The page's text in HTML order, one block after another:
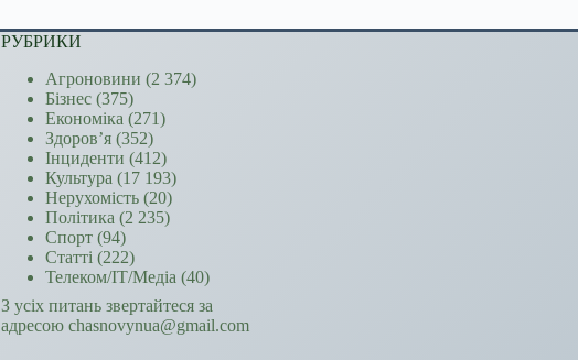
РУБРИКИ
Агроновини (2 374)
Бізнес (375)
Економіка (271)
Здоров’я (352)
Інциденти (412)
Культура (17 193)
Нерухомість (20)
Політика (2 235)
Спорт (94)
Статті (222)
Телеком/ІТ/Медіа (40)
З усіх питань звертайтеся за
адресою chasnovynua@gmail.com